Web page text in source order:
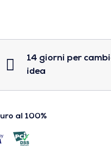
14 giorni per
idea
al 100%